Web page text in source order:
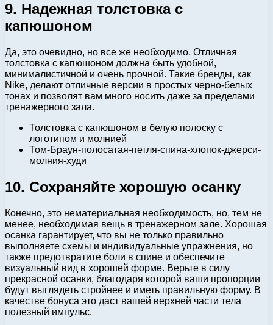
9. Надежная толстовка с
капюшоном
Да, это очевидно, но все же необходимо. Отличная
толстовка с капюшоном должна быть удобной,
минималистичной и очень прочной. Такие бренды, как
Nike, делают отличные версии в простых черно-белых
тонах и позволят вам много носить даже за пределами
тренажерного зала.
Толстовка с капюшоном в белую полоску с
логотипом и молнией
Том-Браун-полосатая-петля-спина-хлопок-джерси-
молния-худи
10. Сохраняйте хорошую осанку
Конечно, это нематериальная необходимость, но, тем не
менее, необходимая вещь в тренажерном зале. Хорошая
осанка гарантирует, что вы не только правильно
выполняете схемы и индивидуальные упражнения, но
также предотвратите боли в спине и обеспечите
визуальный вид в хорошей форме. Верьте в силу
прекрасной осанки, благодаря которой ваши пропорции
будут выглядеть стройнее и иметь правильную форму. В
качестве бонуса это даст вашей верхней части тела
полезный импульс.